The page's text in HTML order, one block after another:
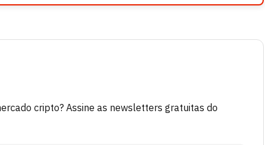
cripto? Assine as newsletters gratuitas do